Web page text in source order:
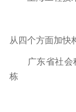
从四个方面加快
广东省社会
栋